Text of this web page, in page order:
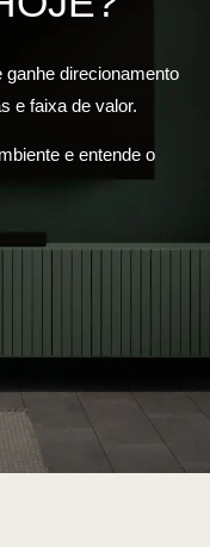
direcionamento
e faixa de valor.
e entende o